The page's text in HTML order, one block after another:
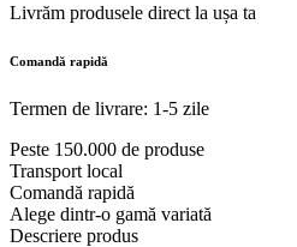
Livrăm produsele direct la ușa ta
Comandă rapidă
Termen de livrare: 1-5 zile
Peste 150.000 de produse
Transport local
Comandă rapidă
Alege dintr-o gamă variată
Descriere produs